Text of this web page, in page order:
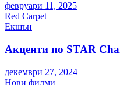
февруари 11, 2025
Red Carpet
Екшън
Акценти по STAR
декември 27, 2024
Нови филми